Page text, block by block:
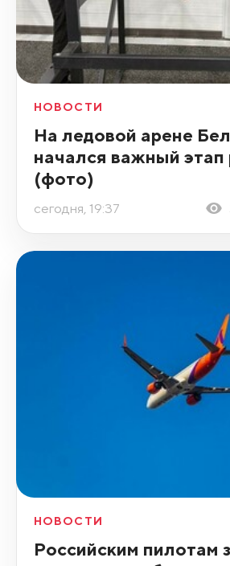
НОВОСТИ
На ледовой арене
начался важный этап
(фото)
сегодня, 19:37
НОВОСТИ
Российским пилотам